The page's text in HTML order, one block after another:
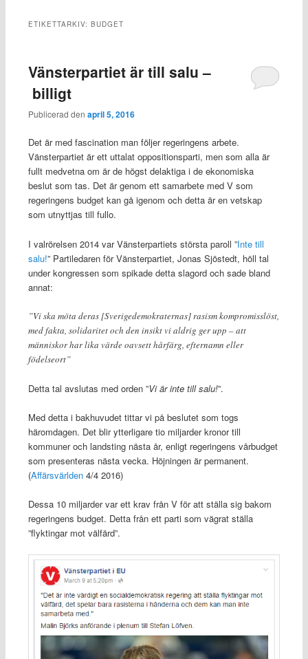
ETIKETTARKIV: BUDGET
Vänsterpartiet är till salu –
billigt
Publicerad den april 5, 2016
Det är med fascination man följer regeringens arbete.
Vänsterpartiet är ett uttalat oppositionsparti, men som alla är
fullt medvetna om är de högst delaktiga i de ekonomiska
beslut som tas. Det är genom ett samarbete med V som
regeringens budget kan gå igenom och detta är en vetskap
som utnyttjas till fullo.
I valrörelsen 2014 var Vänsterpartiets största paroll ”Inte till
salu!” Partiledaren för Vänsterpartiet, Jonas Sjöstedt, höll tal
under kongressen som spikade detta slagord och sade bland
annat:
”Vi ska möta deras [Sverigedemokraternas] rasism kompromisslöst,
med fakta, solidaritet och den insikt vi aldrig ger upp – att
människor har lika värde oavsett hårfärg, efternamn eller
födelseort”
Detta tal avslutas med orden ”Vi är inte till salu!”.
Med detta i bakhuvudet tittar vi på beslutet som togs
häromdagen. Det blir ytterligare tio miljarder kronor till
kommuner och landsting nästa år, enligt regeringens vårbudget
som presenteras nästa vecka. Höjningen är permanent.
(Affärsvärlden4/4 2016)
Dessa 10 miljarder var ett krav från V för att ställa sig bakom
regeringens budget. Detta från ett parti som vägrat ställa
”flyktingar mot välfärd”.